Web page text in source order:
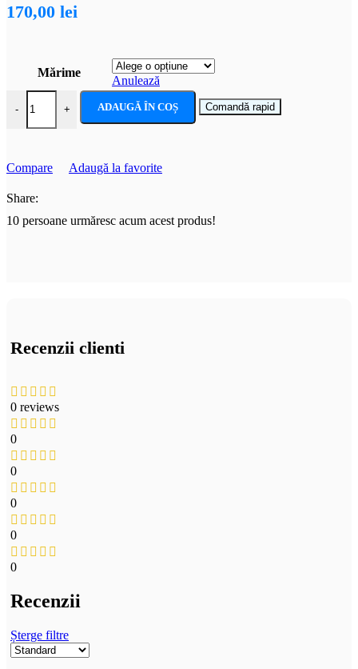
170,00 lei
Mărime
Anulează
-
Cantitate Costum carnaval fete Elsa Frozen, rochie cu lumini
+ ADAUGĂ ÎN COȘ Comandă rapid
Compare Adaugă la favorite
Share:
10 persoane urmăresc acum acest produs!
Recenzii clienti
0 reviews
0
0
0
0
0
Recenzii
Șterge filtre